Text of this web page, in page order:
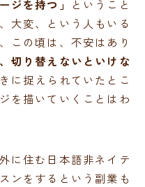
ジを持つ」
ということ
大変、という人もいる
この頃は、不安はあり
切り替えないといけな
に捉えられていたとこ
を描いていくことはわ
に住む日本語非ネイテ
ンをするという副業も